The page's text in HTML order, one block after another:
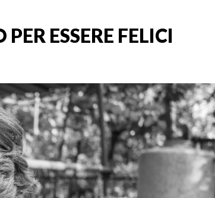
ESSERE FELICI